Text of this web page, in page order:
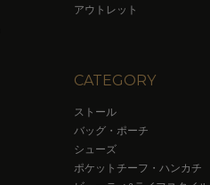
アウトレット
CATEGORY
ストール
バッグ・ポーチ
シューズ
ポケットチーフ・ハンカチ